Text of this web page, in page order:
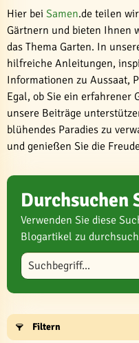
Hier bei Samen.de teilen
Gärtnern und bieten Ihnen
das Thema Garten. In
hilfreiche Anleitungen,
Informationen zu Aussaat,
Egal, ob Sie ein erfahrener
unsere Beiträge
blühendes Paradies zu
und genießen Sie die
Durchsuchen
Verwenden Sie diese
Blogartikel zu
Blog durchsuchen
Filtern